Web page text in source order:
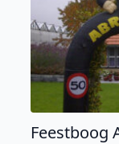
Feestboog